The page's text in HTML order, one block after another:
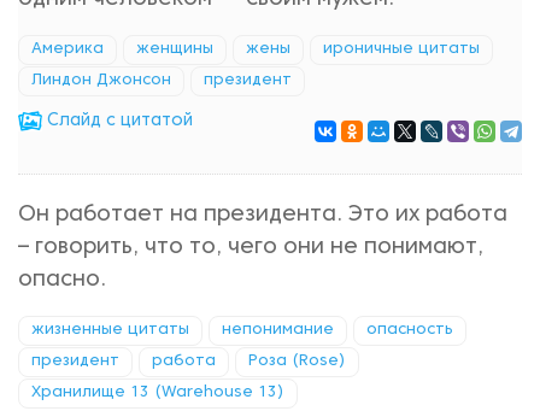
Америка женщины жены ироничные цитаты
Линдон Джонсон президент
Cлайд с цитатой
Он работает на президента. Это их работа
– говорить, что то, чего они не понимают,
опасно.
жизненные цитаты непонимание опасность
президент работа Роза (Rose)
Хранилище 13 (Warehouse 13)